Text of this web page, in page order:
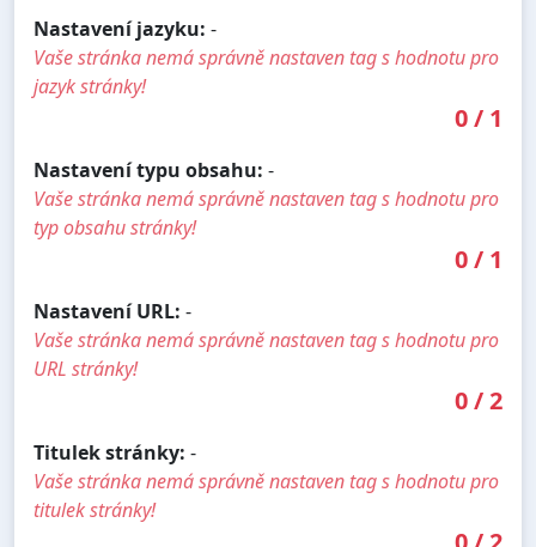
Nastavení jazyku: -
Vaše stránka nemá správně nastaven tag s hodnotu pro
jazyk stránky!
0/ 1
Nastavení typu obsahu: -
Vaše stránka nemá správně nastaven tag s hodnotu pro
typ obsahu stránky!
0/ 1
Nastavení URL: -
Vaše stránka nemá správně nastaven tag s hodnotu pro
URL stránky!
0/2
Titulek stránky: -
Vaše stránka nemá správně nastaven tag s hodnotu pro
titulek stránky!